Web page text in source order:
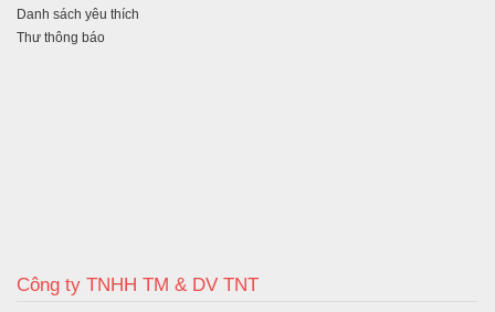
Danh sách yêu thích
Thư thông báo
Công ty TNHH TM & DV TNT